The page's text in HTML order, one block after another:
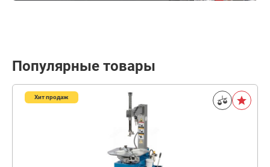
Популярные товары
Хит продаж